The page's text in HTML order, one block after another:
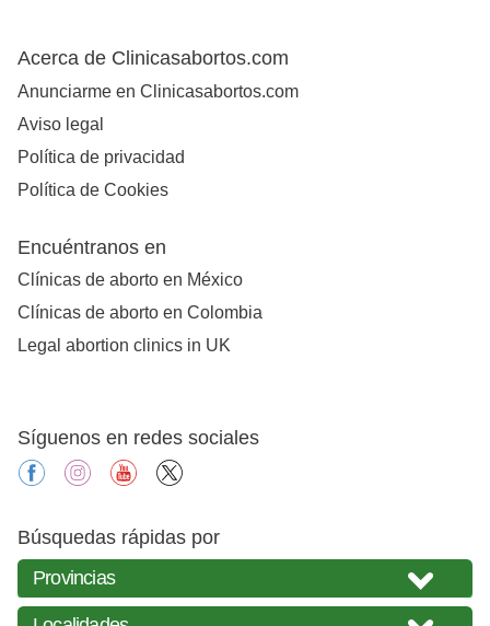
Acerca de Clinicasabortos.com
Anunciarme en Clinicasabortos.com
Aviso legal
Política de privacidad
Política de Cookies
Encuéntranos en
Clínicas de aborto en México
Clínicas de aborto en Colombia
Legal abortion clinics in UK
Síguenos en redes sociales
facebookinstagramyoutube
Búsquedas rápidas por